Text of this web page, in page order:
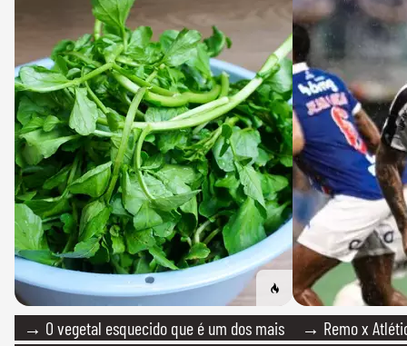
→ O vegetal esquecido que é um dos mais
→ Remo x